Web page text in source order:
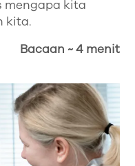
mengapa kita
kita.
Bacaan ~ 4 menit